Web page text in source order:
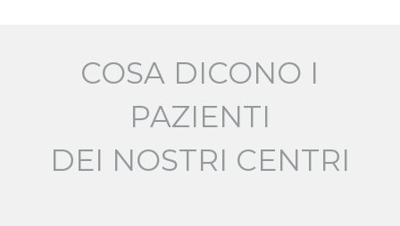
COSA DICONO I
PAZIENTI
DEI NOSTRI CENTRI